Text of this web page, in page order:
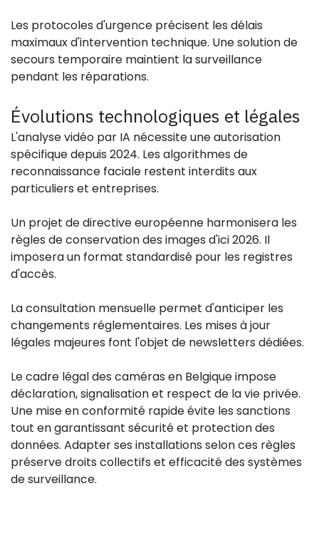
Les protocoles d'urgence précisent les délais
maximaux d'intervention technique. Une solution de
secours temporaire maintient la surveillance
pendant les réparations.
Évolutions technologiques et légales
L'analyse vidéo par IA nécessite une autorisation
spécifique depuis 2024. Les algorithmes de
reconnaissance faciale restent interdits aux
particuliers et entreprises.
Un projet de directive européenne harmonisera les
règles de conservation des images d'ici 2026. Il
imposera un format standardisé pour les registres
d'accès.
La consultation mensuelle permet d'anticiper les
changements réglementaires. Les mises à jour
légales majeures font l'objet de newsletters dédiées.
Le cadre légal des caméras en Belgique impose
déclaration, signalisation et respect de la vie privée.
Une mise en conformité rapide évite les sanctions
tout en garantissant sécurité et protection des
données. Adapter ses installations selon ces règles
préserve droits collectifs et efficacité des systèmes
de surveillance.